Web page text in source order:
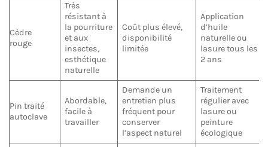
Cèdre
rouge
Très
résistant à
la pourriture
et aux
insectes,
esthétique
naturelle
Coût plus élevé,
disponibilité
limitée
Application
d’huile
naturelle ou
lasure tous les
2 ans
Pin traité
autoclave
Abordable,
facile à
travailler
Demande un
entretien plus
fréquent pour
conserver
l’aspect naturel
Traitement
régulier avec
lasure ou
peinture
écologique